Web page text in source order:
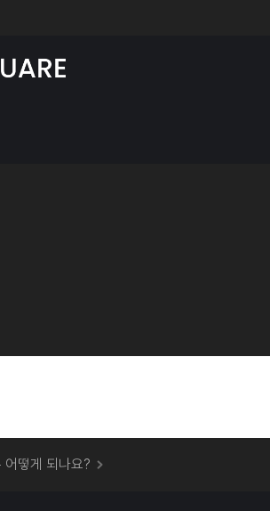
오프라인 매장에서 상품을 수령할 수 있나요?
떻게 되나요?